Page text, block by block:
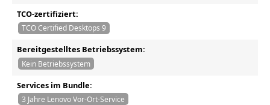
TCO-zertifiziert:
TCO Certified Desktops 9
Bereitgestelltes Betriebssystem:
Kein Betriebssystem
Services im Bundle:
3 Jahre Lenovo Vor-Ort-Service